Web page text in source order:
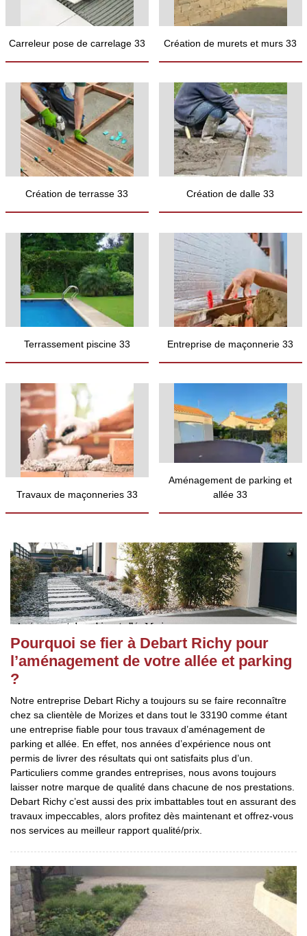
Carreleur pose de carrelage 33 Création de murets et murs 33
Création de terrasse 33 Création de dalle 33
Terrassement piscine 33 Entreprise de maçonnerie 33
Travaux de maçonneries 33
Aménagement de parking et
allée 33
Pourquoi se fier à Debart Richy pour
l’aménagement de votre allée et parking
?
Notre entreprise Debart Richy a toujours su se faire reconnaître
chez sa clientèle de Morizes et dans tout le 33190 comme étant
une entreprise fiable pour tous travaux d’aménagement de
parking et allée. En effet, nos années d’expérience nous ont
permis de livrer des résultats qui ont satisfaits plus d’un.
Particuliers comme grandes entreprises, nous avons toujours
laisser notre marque de qualité dans chacune de nos prestations.
Debart Richy c’est aussi des prix imbattables tout en assurant des
travaux impeccables, alors profitez dès maintenant et offrez-vous
nos services au meilleur rapport qualité/prix.